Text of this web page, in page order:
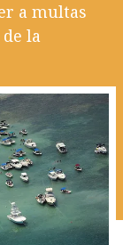
a multas
la